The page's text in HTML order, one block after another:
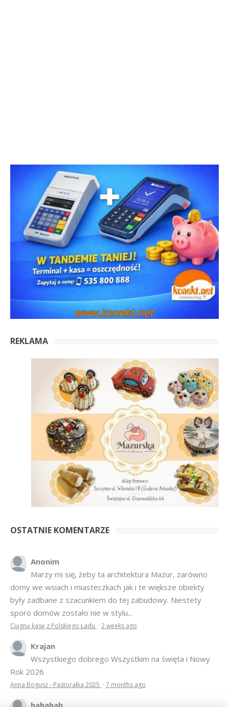
REKLAMA
OSTATNIE KOMENTARZE
Anonim
Marzy mi się, żeby ta architektura Mazur, zarówno
domy we wsiach i miasteczkach jak i te większe obiekty
były zadbane z szacunkiem do tej zabudowy. Niestety
sporo domów zostało nie w stylu...
Ciągną kasę z Polskiego Ładu · 2 weeks ago
Krajan
Wszystkiego dobrego Wszystkim na święta i Nowy
Rok 2026
Anna Bogusz - Pastorałka 2025 · 7 months ago
hahahah